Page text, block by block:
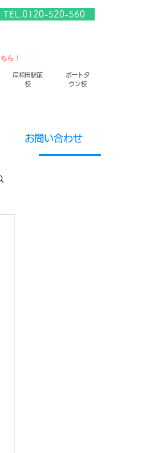
TEL.0120-520-560
ら！
岸和田駅前
校
ポートタ
ウン校
お問い合わせ